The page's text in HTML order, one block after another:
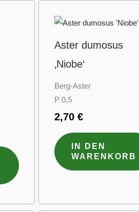
Aster dumosus
‚Niobe‘
Berg-Aster
P 0,5
2,70 €
IN DEN
WARENKORB